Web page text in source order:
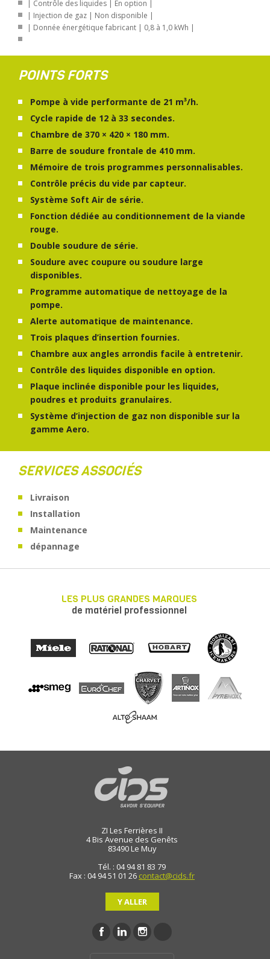
| Contrôle des liquides | En option |
| Injection de gaz | Non disponible |
| Donnée énergétique fabricant | 0,8 à 1,0 kWh |
POINTS FORTS
Pompe à vide performante de 21 m³/h.
Cycle rapide de 12 à 33 secondes.
Chambre de 370 × 420 × 180 mm.
Barre de soudure frontale de 410 mm.
Mémoire de trois programmes personnalisables.
Contrôle précis du vide par capteur.
Système Soft Air de série.
Fonction dédiée au conditionnement de la viande
rouge.
Double soudure de série.
Soudure avec coupure ou soudure large
disponibles.
Programme automatique de nettoyage de la
pompe.
Alerte automatique de maintenance.
Trois plaques d’insertion fournies.
Chambre aux angles arrondis facile à entretenir.
Contrôle des liquides disponible en option.
Plaque inclinée disponible pour les liquides,
poudres et produits granulaires.
Système d’injection de gaz non disponible sur la
gamme Aero.
SERVICES ASSOCIÉS
Livraison
Installation
Maintenance
dépannage
LES PLUS GRANDES MARQUES
de matériel professionnel
ZI Les Ferrières II
4 Bis Avenue des Genêts
83490Le Muy
Tél. : 04 94 81 83 79
Fax : 04 94 51 01 26 contact@cids.fr
Y ALLER